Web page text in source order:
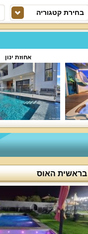
בחירת קטגוריה
אחוזת ינון
בראשית האוס